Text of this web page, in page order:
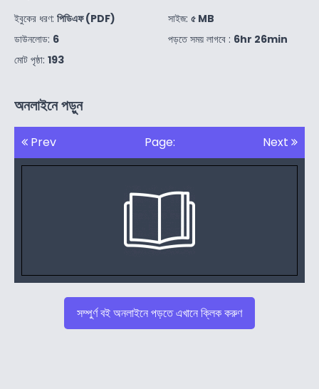
ইবুকের ধরণ: পিডিএফ (PDF)
ডাউনলোড: 6
মোট পৃষ্ঠা: 193
সাইজ: ৫ MB
পড়তে সময় লাগবে : 6hr 26min
অনলাইনে পড়ুন
Prev Page: Next
সম্পুর্ণ বই অনলাইনে পড়তে এখানে ক্লিক করুণ